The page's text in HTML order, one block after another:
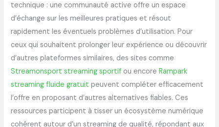
technique : une communauté active offre un espace
d’échange sur les meilleures pratiques et résout
rapidement les éventuels problèmes d’utilisation. Pour
ceux qui souhaitent prolonger leur expérience ou découvrir
d’autres plateformes similaires, des sites comme
Streamonsport streaming sportif ou encoreRampark
streaming fluide gratuit peuvent compléter efficacement
l’offre en proposant d’autres alternatives fiables. Ces
ressources participent à tisser un écosystème numérique
cohérent autour d’un streaming de qualité, répondant aux